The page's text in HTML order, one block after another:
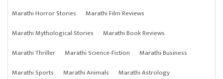
Marathi Horror Stories
Marathi Film Reviews
Marathi Mythological Stories
Marathi Book Reviews
Marathi Thriller
Marathi Science-Fiction
Marathi Business
Marathi Sports
Marathi Animals
Marathi Astrology